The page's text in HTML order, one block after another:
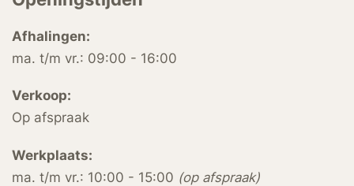
Afhalingen:
ma. t/m vr.: 09:00 - 16:00
Verkoop:
Op afspraak
Werkplaats:
ma. t/m vr.: 10:00 - 15:00 (op afspraak)